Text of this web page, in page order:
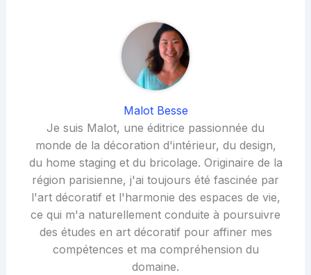
Malot Besse
Je suis Malot, une éditrice passionnée du
monde de la décoration d'intérieur, du design,
du home staging et du bricolage. Originaire de la
région parisienne, j'ai toujours été fascinée par
l'art décoratif et l'harmonie des espaces de vie,
ce qui m'a naturellement conduite à poursuivre
des études en art décoratif pour affiner mes
compétences et ma compréhension du
domaine.